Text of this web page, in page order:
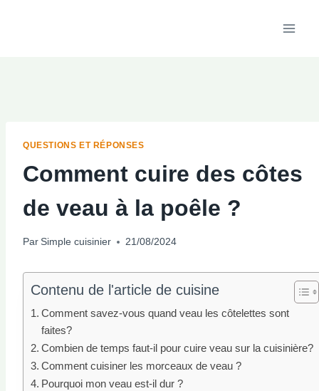
QUESTIONS ET RÉPONSES
Comment cuire des côtes
de veau à la poêle ?
Par Simple cuisinier 21/08/2024
Contenu de l'article de cuisine
Comment savez-vous quand veau les côtelettes sont
faites?
Combien de temps faut-il pour cuire veau sur la cuisinière?
Comment cuisiner les morceaux de veau ?
Pourquoi mon veau est-il dur ?